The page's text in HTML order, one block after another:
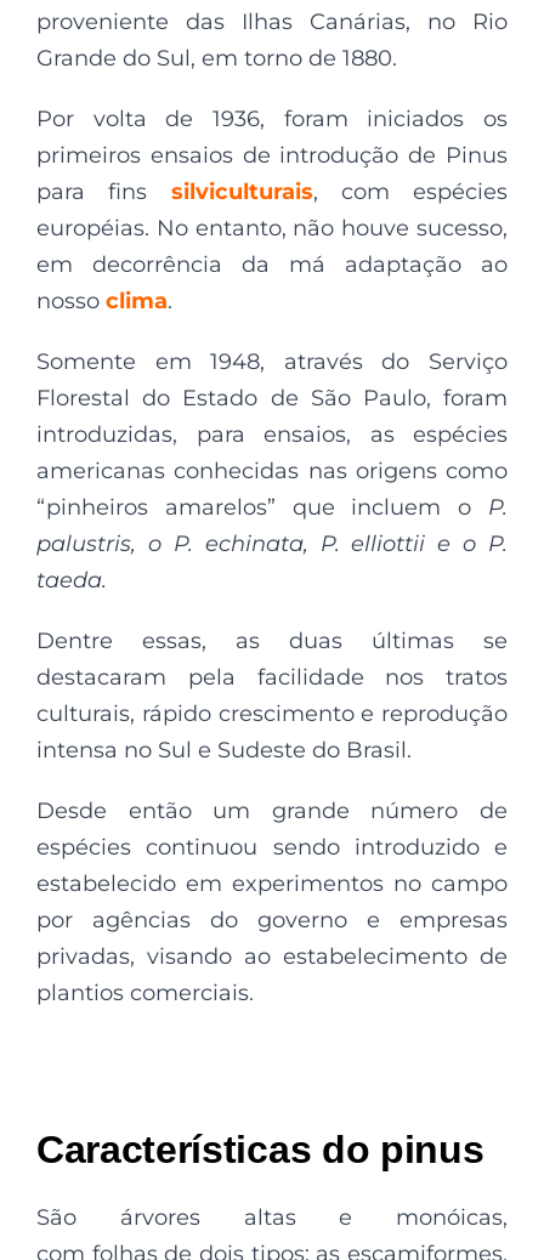
proveniente das Ilhas Canárias, no Rio
Grande do Sul, em torno de 1880.
Por volta de 1936, foram iniciados os
primeiros ensaios de introdução de Pinus
para fins silviculturais, com espécies
européias. No entanto, não houve sucesso,
em decorrência da má adaptação ao
nosso clima.
Somente em 1948, através do Serviço
Florestal do Estado de São Paulo, foram
introduzidas, para ensaios, as espécies
americanas conhecidas nas origens como
“pinheiros amarelos” que incluem o P.
palustris, o P. echinata, P. elliottii e o P.
taeda.
Dentre essas, as duas últimas se
destacaram pela facilidade nos tratos
culturais, rápido crescimento e reprodução
intensa no Sul e Sudeste do Brasil.
Desde então um grande número de
espécies continuou sendo introduzido e
estabelecido em experimentos no campo
por agências do governo e empresas
privadas, visando ao estabelecimento de
plantios comerciais.
Características do pinus
São árvores altas e monóicas,
com folhas de dois tipos: as escamiformes,